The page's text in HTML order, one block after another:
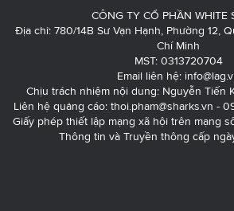
CÔNG TY CỔ PHẦN WHITE
Địa chỉ: 780/14B Sư Vạn Hạnh, Phường 12,
Chí Minh
MST: 0313720704
Email liên hệ:
Chịu trách nhiệm nội dung: Nguyễn Tiến
Liên hệ quảng cáo: thoi.pham@sharks.vn -
Giấy phép thiết lập mạng xã hội trên mạng
Thông tin và Truyền thông cấp